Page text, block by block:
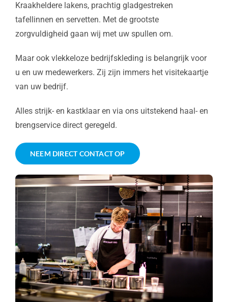
Kraakheldere lakens, prachtig gladgestreken
tafellinnen en servetten. Met de grootste
zorgvuldigheid gaan wij met uw spullen om.
Maar ook vlekkeloze bedrijfskleding is belangrijk voor
u en uw medewerkers. Zij zijn immers het visitekaartje
van uw bedrijf.
Alles strijk- en kastklaar en via ons uitstekend haal- en
brengservice direct geregeld.
NEEM DIRECT CONTACT OP